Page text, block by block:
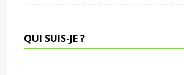
QUI SUIS-JE ?